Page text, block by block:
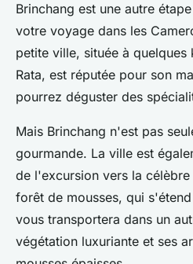
Brinchang est une autre
votre voyage dans les
petite ville, située à quelques
Rata, est réputée pour son
pourrez déguster des
Mais Brinchang n'est pas
gourmande. La ville est
de l'excursion vers la célèbre
forêt de mousses, qui
vous transportera dans un
végétation luxuriante et ses